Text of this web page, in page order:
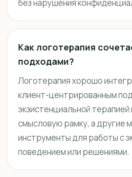
без нарушения
Как логотерапия
подходами?
Логотерапия хорошо
клиент-центрированным
экзистенциальной терапией
смысловую рамку, а другие
инструменты для работы с
поведением или решениями.